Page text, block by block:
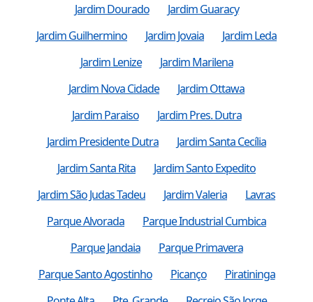
Jardim Dourado
Jardim Guaracy
Jardim Guilhermino
Jardim Jovaia
Jardim Leda
Jardim Lenize
Jardim Marilena
Jardim Nova Cidade
Jardim Ottawa
Jardim Paraiso
Jardim Pres. Dutra
Jardim Presidente Dutra
Jardim Santa Cecília
Jardim Santa Rita
Jardim Santo Expedito
Jardim São Judas Tadeu
Jardim Valeria
Lavras
Parque Alvorada
Parque Industrial Cumbica
Parque Jandaia
Parque Primavera
Parque Santo Agostinho
Picanço
Piratininga